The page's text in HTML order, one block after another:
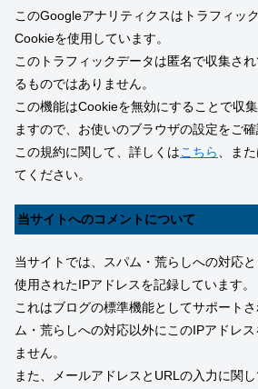
このGoogleアナリティクスはトラフィッ
Cookieを使用しています。
このトラフィックデータは匿名で収集さ
るものではありません。
この機能はCookieを無効にすることで収
ますので、お使いのブラウザの設定をご確
この規約に関して、詳しくはこちら 、ま
てください。
当サイトへのコメントについて
当サイトでは、スパム・荒らしへの対応
使用されたIPアドレスを記録しています。
これはブログの標準機能としてサポート
ム・荒らしへの対応以外にこのIPアドレ
ません。
また、メールアドレスとURLの入力に関